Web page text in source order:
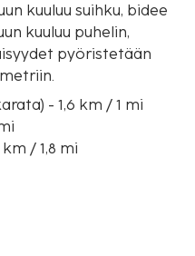
kuuluu suihku, bidee
kuuluu puhelin,
pyöristetään
- 1,6 km / 1 mi
/ 1,8 mi